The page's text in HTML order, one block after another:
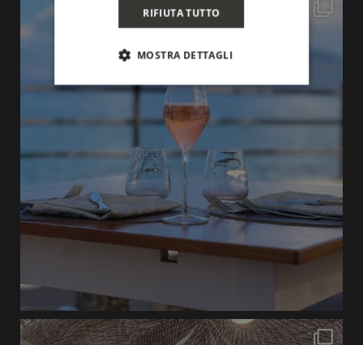
RIFIUTA TUTTO
MOSTRA DETTAGLI